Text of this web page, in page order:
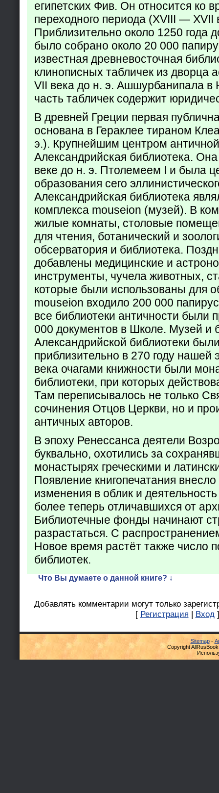
египетских Фив. Он относится ко
переходного периода (XVIII — XVII
Приблизительно около 1250 года
было собрано около 20 000
известная древневосточная
клинописных табличек из дворца
VII века до н. э. Ашшурбанипала в
часть табличек содержит
В древней Греции первая
основана в Гераклее тираном
э.). Крупнейшим центром
Александрийская библиотека.
веке до н. э. Птолемеем I и была
образования сего
Александрийская библиотека
комплекса mouseion (музей). В
жилые комнаты, столовые
для чтения, ботанический и
обсерватория и библиотека.
добавлены медицинские и
инструменты, чучела животных,
которые были использованы для
mouseion входило 200 000
все библиотеки античности были
000 документов в Школе. Музей и
Александрийской библиотеки
приблизительно в 270 году
века очагами книжности были
библиотеки, при которых
Там переписывалось не только
сочинения Отцов Церкви, но и
античных авторов.
В эпоху Ренессанса деятели
буквально, охотились за
монастырях греческими и
Появление книгопечатания
изменения в облик и
более теперь отличавшихся от
Библиотечные фонды начинают
разрастаться. С
Новое время растёт также число
библиотек.
Что Вы думаете о данной книге? ↓
Добавлять комментарии могут только
[ Регистрация | Вход ]
Sitemap-
Copyright